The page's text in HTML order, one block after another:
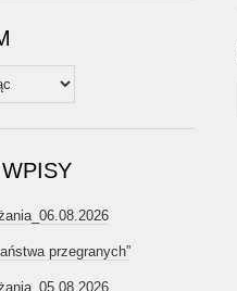
przegranych”